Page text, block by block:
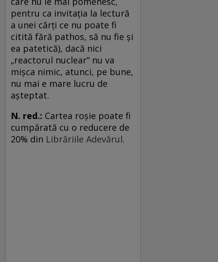
pentru ca invitaţia la lectură
a unei cărţi ce nu poate fi
citită fără pathos, să nu fie şi
ea patetică), dacă nici
„reactorul nuclear“ nu va
mişca nimic, atunci, pe bune,
nu mai e mare lucru de
aşteptat.
N. red.: Cartea roşie poate fi
cumpărată cu o reducere de
20% din Librăriile Adevărul.